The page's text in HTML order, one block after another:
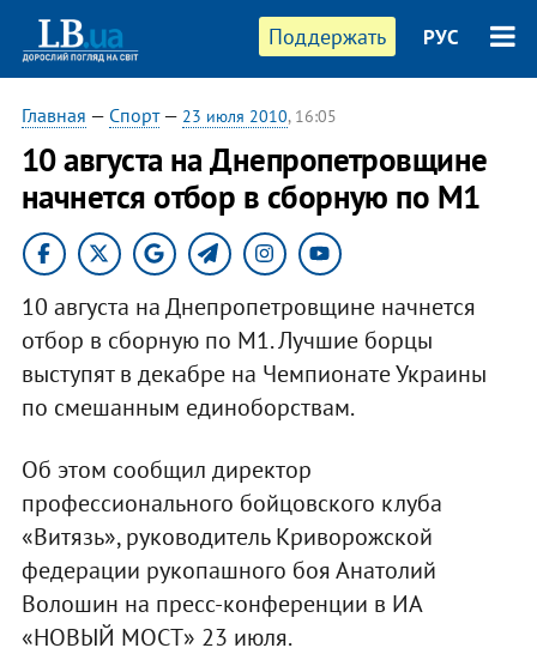
Поддержать РУС
Главная — Спорт— 23 июля 2010, 16:05
10 августа на Днепропетровщине
начнется отбор в сборную по М1
10 августа на Днепропетровщине начнется
отбор в сборную по М1. Лучшие борцы
выступят в декабре на Чемпионате Украины
по смешанным единоборствам.
Об этом сообщил директор
профессионального бойцовского клуба
«Витязь», руководитель Криворожской
федерации рукопашного боя Анатолий
Волошин на пресс-конференции в ИА
«НОВЫЙ МОСТ» 23 июля.